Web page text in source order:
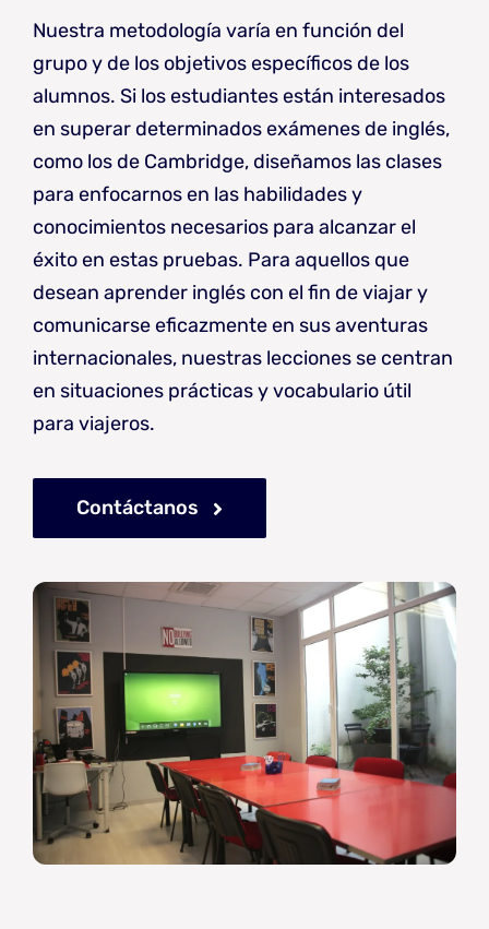
Nuestra metodología varía en función del
grupo y de los objetivos específicos de los
alumnos. Si los estudiantes están interesados
en superar determinados exámenes de inglés,
como los de Cambridge, diseñamos las clases
para enfocarnos en las habilidades y
conocimientos necesarios para alcanzar el
éxito en estas pruebas. Para aquellos que
desean aprender inglés con el fin de viajar y
comunicarse eficazmente en sus aventuras
internacionales, nuestras lecciones se centran
en situaciones prácticas y vocabulario útil
para viajeros.
Contáctanos